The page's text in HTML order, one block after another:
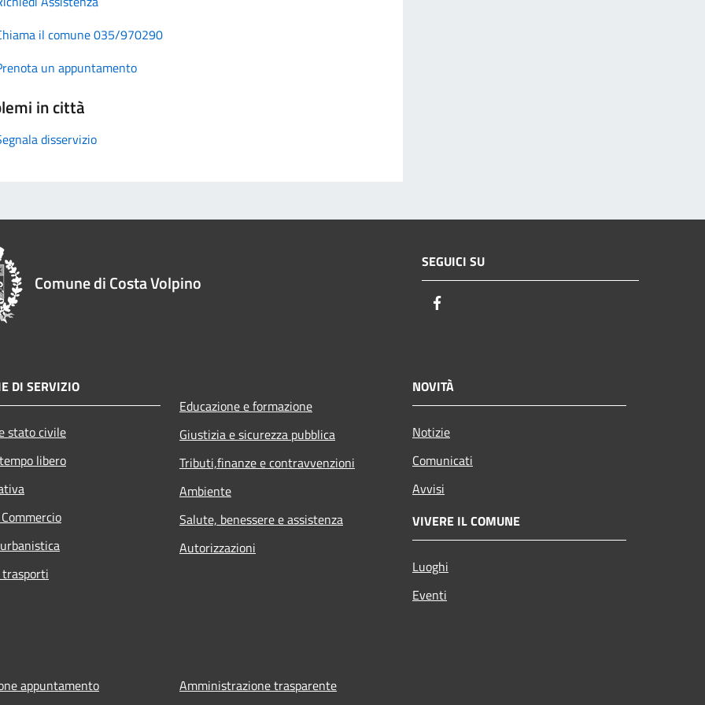
il comune 035/970290
un appuntamento
in città
disservizio
Comune di Costa Volpino
SEGUICI SU
DI SERVIZIO
stato civile
libero
Educazione e formazione
Giustizia e sicurezza pubblica
Tributi,finanze e contravvenzioni
Ambiente
Salute, benessere e assistenza
Autorizzazioni
NOVITÀ
Notizie
Comunicati
Avvisi
VIVERE IL COMUNE
Luoghi
Eventi
appuntamento
Amministrazione trasparente